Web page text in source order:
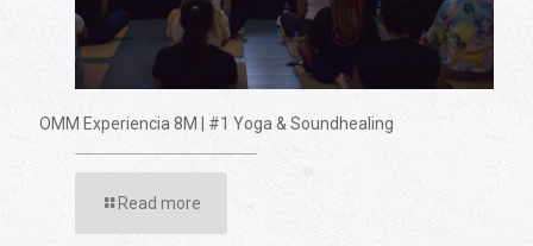
OMM Experiencia 8M | #1 Yoga & Soundhealing
Read more